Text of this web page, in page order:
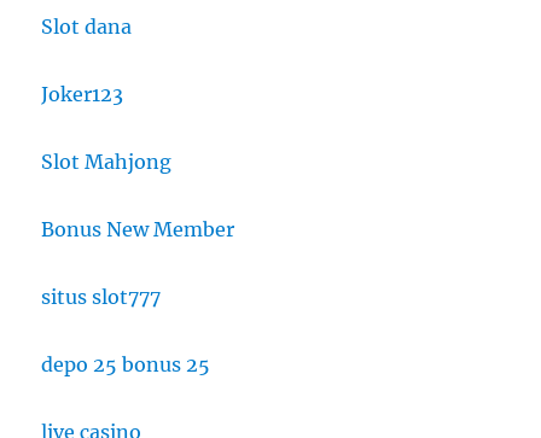
Slot dana
Joker123
Slot Mahjong
Bonus New Member
situs slot777
depo 25 bonus 25
live casino